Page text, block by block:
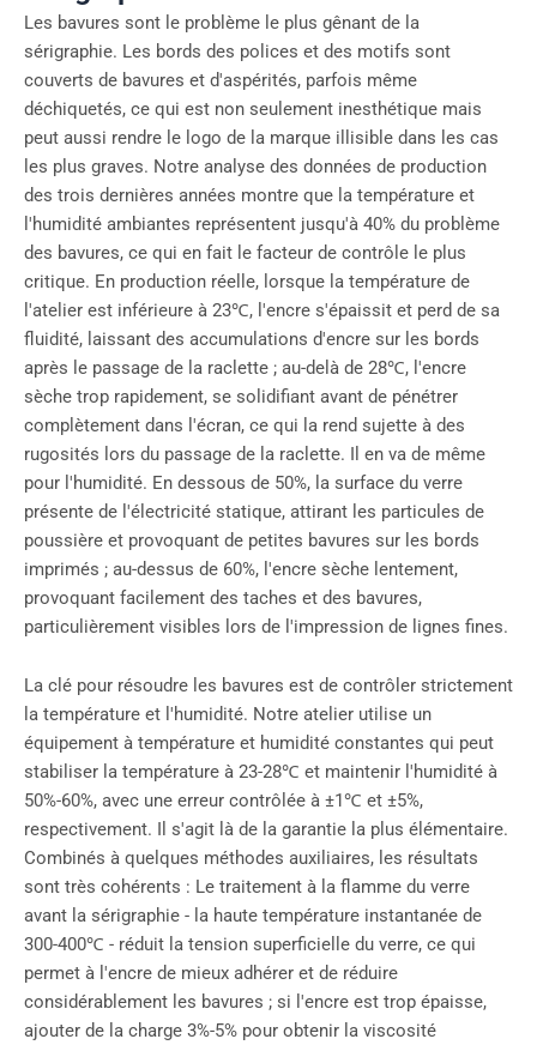
Les bavures sont le problème le plus gênant de la
sérigraphie. Les bords des polices et des motifs sont
couverts de bavures et d'aspérités, parfois même
déchiquetés, ce qui est non seulement inesthétique mais
peut aussi rendre le logo de la marque illisible dans les cas
les plus graves. Notre analyse des données de production
des trois dernières années montre que la température et
l'humidité ambiantes représentent jusqu'à 40% du problème
des bavures, ce qui en fait le facteur de contrôle le plus
critique. En production réelle, lorsque la température de
l'atelier est inférieure à 23℃, l'encre s'épaissit et perd de sa
fluidité, laissant des accumulations d'encre sur les bords
après le passage de la raclette ; au-delà de 28℃, l'encre
sèche trop rapidement, se solidifiant avant de pénétrer
complètement dans l'écran, ce qui la rend sujette à des
rugosités lors du passage de la raclette. Il en va de même
pour l'humidité. En dessous de 50%, la surface du verre
présente de l'électricité statique, attirant les particules de
poussière et provoquant de petites bavures sur les bords
imprimés ; au-dessus de 60%, l'encre sèche lentement,
provoquant facilement des taches et des bavures,
particulièrement visibles lors de l'impression de lignes fines.
La clé pour résoudre les bavures est de contrôler strictement
la température et l'humidité. Notre atelier utilise un
équipement à température et humidité constantes qui peut
stabiliser la température à 23-28℃ et maintenir l'humidité à
50%-60%, avec une erreur contrôlée à ±1℃ et ±5%,
respectivement. Il s'agit là de la garantie la plus élémentaire.
Combinés à quelques méthodes auxiliaires, les résultats
sont très cohérents : Le traitement à la flamme du verre
avant la sérigraphie - la haute température instantanée de
300-400℃ - réduit la tension superficielle du verre, ce qui
permet à l'encre de mieux adhérer et de réduire
considérablement les bavures ; si l'encre est trop épaisse,
ajouter de la charge 3%-5% pour obtenir la viscosité